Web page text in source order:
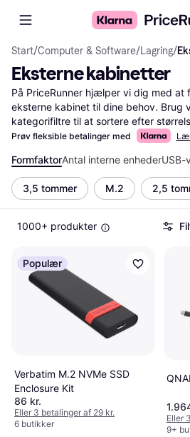
Start/Computer & Software/Lagring/
Eksterne kabinetter
På PriceRunner hjælper vi dig med at
eksterne kabinet til dine behov. Brug
kategorifiltre til at sortere efter
funktioner. Du kan nemt
den rigtige beslutning. Vores service
bredt udvalg af eksterne kabinetter,
det, der passer til dine krav. Med
produktbeskrivelser og
enkel og effektiv. Stol på
vælge det rette eksterne kabinet
Prøv fleksible betalinger med
FormfaktorAntal interne enhederUSB-
3,5 tommer M.2 2,5
1000+ produkter
Populær
Verbatim M.2 NVMe SSD
Enclosure Kit
86 kr.
Eller 3 betalinger af 29 kr.
6 butikker
Eller
9+